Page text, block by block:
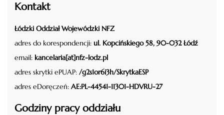
Kontakt
Łódzki Oddział Wojewódzki NFZ
adres do korespondencji: ul. Kopcińskiego 58, 90-032 Łódź
email: kancelaria[at]nfz-lodz.pl
adres skrytki ePUAP: /g2s1or6i3h/SkrytkaESP
adres eDoręczeń: AE:PL-44541-11301-HDVRU-27
Godziny pracy oddziału